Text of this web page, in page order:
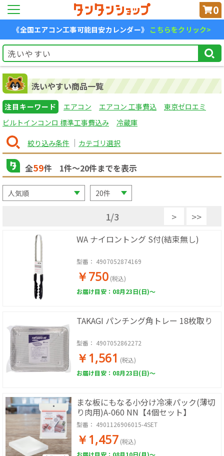
0
《全国エアコン工事可能目安カレンダー》 こちらをクリック>
洗いやすい商品一覧
注目キーワード エアコン エアコン 工事費込
東京ゼロエミ
ビルトインコンロ 標準工事費込み
冷蔵庫
絞り込み条件 カテゴリ選択
全59件 1件〜20件までを表示
1/3 > >>
WA ナイロントング S付(結束無し)
型番： 4907052874169
￥750 (税込)
お届け目安：08月23日(日)～
TAKAGI パンチング角トレー 18枚取り
型番： 4907052862272
￥1,561 (税込)
お届け目安：08月23日(日)～
まな板にもなる小分け冷凍パック(薄切
り肉用)A-060 NN【4個セット】
型番： 4901126906015-4SET
￥1,457 (税込)
お届け目安：08月10日(月)～